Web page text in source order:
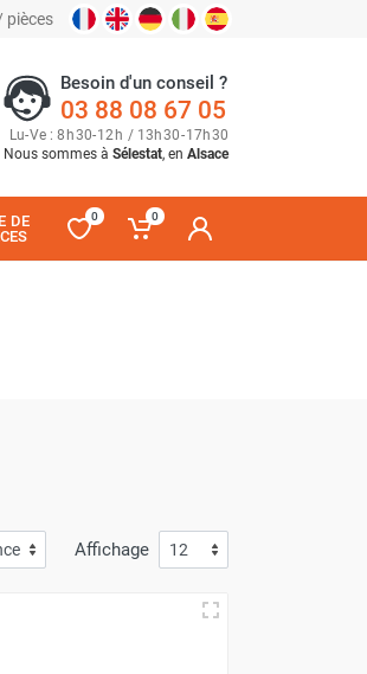
pièces
Besoin d'un conseil ?
03 88 08 67 05
Lu-Ve : 8h30-12h / 13h30-17h30
Nous sommes à Sélestat, en Alsace
DE
0 0
Affichage